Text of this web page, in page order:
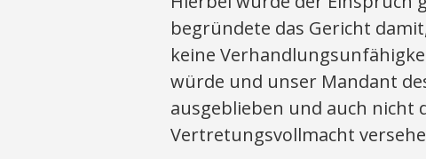
begründete das Gericht
keine
würde und unser Mandant
ausgeblieben und auch nicht
Vertretungsvollmacht